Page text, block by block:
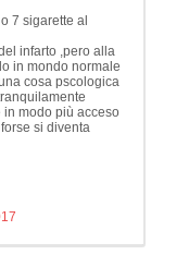
7 sigarette al
infarto ,pero alla
in mondo normale
cosa pscologica
modo più acceso
si diventa